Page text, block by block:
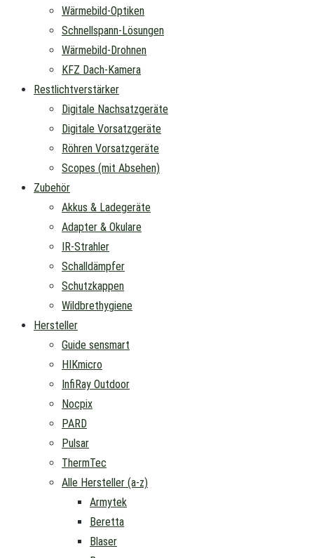
Wärmebild-Optiken
Schnellspann-Lösungen
Wärmebild-Drohnen
KFZ Dach-Kamera
Restlichtverstärker
Digitale Nachsatzgeräte
Digitale Vorsatzgeräte
Röhren Vorsatzgeräte
Scopes (mit Absehen)
Zubehör
Akkus & Ladegeräte
Adapter & Okulare
IR-Strahler
Schalldämpfer
Schutzkappen
Wildbrethygiene
Hersteller
Guide sensmart
HIKmicro
InfiRay Outdoor
Nocpix
PARD
Pulsar
ThermTec
Alle Hersteller (a-z)
Armytek
Beretta
Blaser